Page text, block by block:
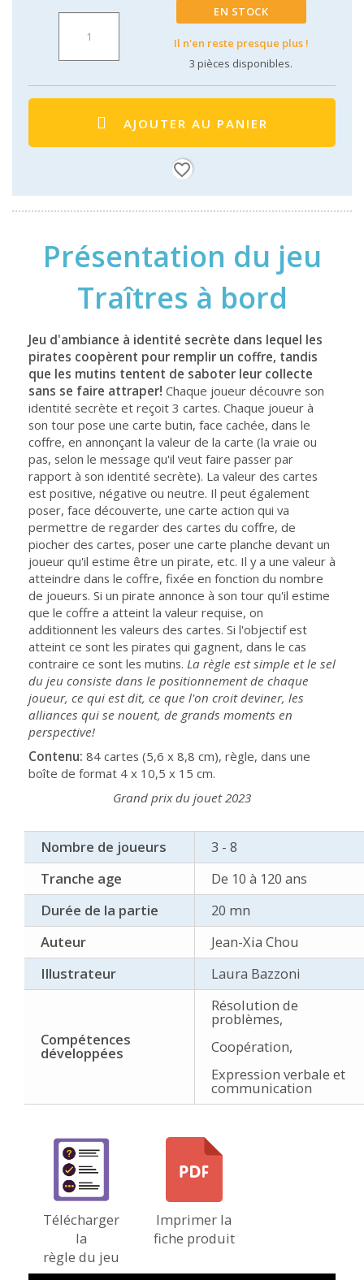
EN STOCK
Il n'en reste presque plus !
3 pièces disponibles.
AJOUTER AU PANIER
favorite_border
Présentation du jeu
Traîtres à bord
Jeu d'ambiance à identité secrète dans lequel les
pirates coopèrent pour remplir un coffre, tandis
que les mutins tentent de saboter leur collecte
sans se faire attraper! Chaque joueur découvre son
identité secrète et reçoit 3 cartes. Chaque joueur à
son tour pose une carte butin, face cachée, dans le
coffre, en annonçant la valeur de la carte (la vraie ou
pas, selon le message qu'il veut faire passer par
rapport à son identité secrète). La valeur des cartes
est positive, négative ou neutre. Il peut également
poser, face découverte, une carte action qui va
permettre de regarder des cartes du coffre, de
piocher des cartes, poser une carte planche devant un
joueur qu'il estime être un pirate, etc. Il y a une valeur à
atteindre dans le coffre, fixée en fonction du nombre
de joueurs. Si un pirate annonce à son tour qu'il estime
que le coffre a atteint la valeur requise, on
additionnent les valeurs des cartes. Si l'objectif est
atteint ce sont les pirates qui gagnent, dans le cas
contraire ce sont les mutins. La règle est simple et le sel
du jeu consiste dans le positionnement de chaque
joueur, ce qui est dit, ce que l'on croit deviner, les
alliances qui se nouent, de grands moments en
perspective!
Contenu: 84 cartes (5,6 x 8,8 cm), règle, dans une
boîte de format 4 x 10,5 x 15 cm.
Grand prix du jouet 2023
Nombre de joueurs
3 - 8
Tranche age
De 10 à 120 ans
Durée de la partie
20 mn
Auteur
Jean-Xia Chou
Illustrateur
Laura Bazzoni
Compétences
développées
Résolution de
problèmes,
Coopération,
Expression verbale et
communication
Télécharger
la
règle du jeu
Imprimer la
fiche produit